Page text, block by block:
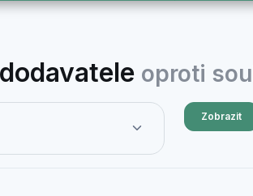
oproti
Zobrazit